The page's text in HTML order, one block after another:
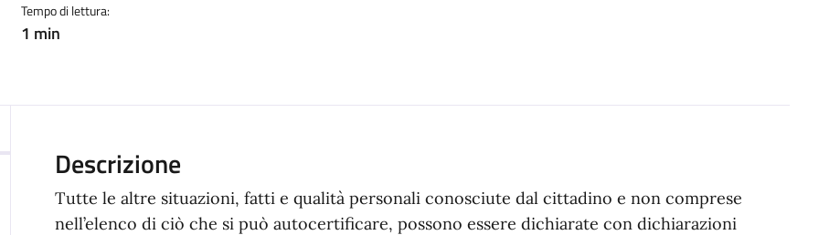
Tempo di lettura:
1 min
Descrizione
Tutte le altre situazioni, fatti e qualità personali conosciute dal cittadino e non comprese
nell’elenco di ciò che si può autocertificare, possono essere dichiarate con dichiarazioni